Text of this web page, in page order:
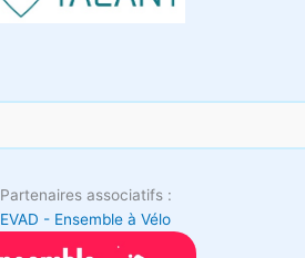
Partenaires associatifs :
EVAD - Ensemble à Vélo